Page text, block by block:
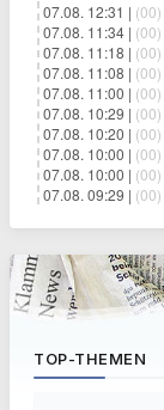
07.08. 12:31 | (00)
07.08. 11:34 | (00)
07.08. 11:18 | (00)
07.08. 11:08 | (00)
07.08. 11:00 | (00)
07.08. 10:29 | (00)
07.08. 10:20 | (00)
07.08. 10:00 | (00)
07.08. 10:00 | (00)
07.08. 09:29 | (00)
TOP-THEMEN